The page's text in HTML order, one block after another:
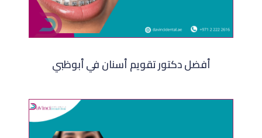
أفضل دكتور تقويم أسنان في أبوظبي